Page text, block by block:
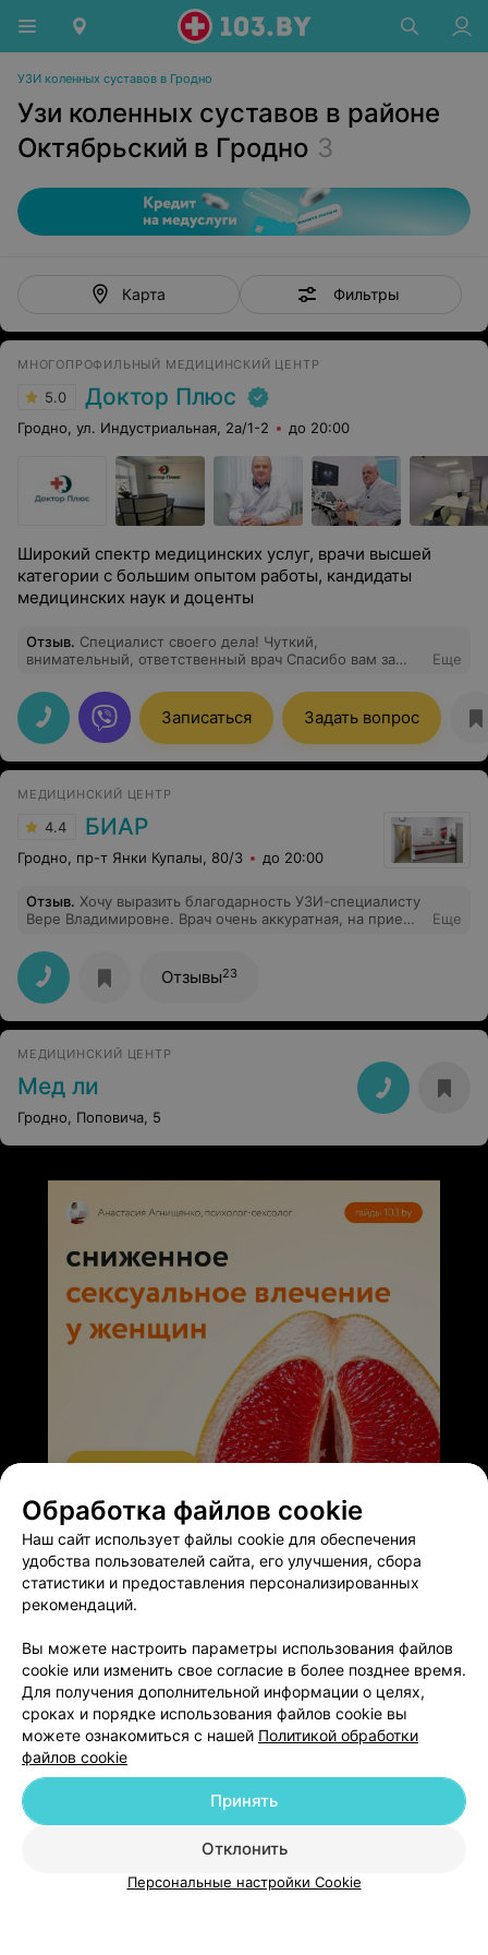
УЗИ коленных суставов в Гродно
Узи коленных суставов в районе
Октябрьский в Гродно 3
Карта Фильтры
МНОГОПРОФИЛЬНЫЙ МЕДИЦИНСКИЙ ЦЕНТР
5.0 Доктор Плюс
Гродно, ул. Индустриальная, 2а/1-2 до 20:00
Широкий спектр медицинских услуг, врачи высшей
категории с большим опытом работы, кандидаты
медицинских наук и доценты
Отзыв. Специалист своего дела! Чуткий,
внимательный, ответственный врач Спасибо вам за
Еще
Записаться Задать вопрос
МЕДИЦИНСКИЙ ЦЕНТР
4.4 БИАР
Гродно, пр-т Янки Купалы, 80/3 до 20:00
Отзыв. Хочу выразить благодарность УЗИ-специалисту
Вере Владимировне. Врач очень аккуратная, на приеме
довольна на 100%.
Еще
Отзывы23
МЕДИЦИНСКИЙ ЦЕНТР
Мед ли
Гродно, Поповича, 5
ЭФФЕКТИВНАЯ РЕКЛАМА НА САЙТЕ
Добавить компанию
Добавить специалиста
Новости проекта
Размещение рекламы
Медицинский маркетинг
Публичный договор
Обработка файлов cookie
Наш сайт использует файлы cookie для обеспечения
удобства пользователей сайта, его улучшения, сбора
статистики и предоставления персонализированных
рекомендаций.
Вы можете настроить параметры использования файлов
cookie или изменить свое согласие в более позднее время.
Для получения дополнительной информации о целях,
сроках и порядке использования файлов cookie вы
можете ознакомиться с нашей Политикой обработки
файлов cookie
Отклонить
Принять
Персональные настройки Cookie